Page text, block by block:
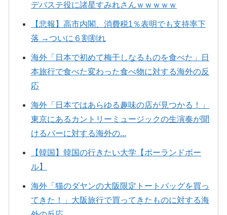
デバステ役に諸星すみれさんｗｗｗｗｗ
【悲報】高市内閣、消費税1％表明でも支持率下
落 →ついに６割割れ
海外「日本で初めて梅干しなるものを食べた」日
本旅行で食べた変わった食べ物に対する海外の反
応
海外「日本ではあらゆる趣味の店が見つかる！」
東京にあるカントリーミュージックの生演奏が聞
けるバーに対する海外の...
【韓国】韓国の行きたい大学【ポーランドボー
ル】
海外「猫のダヤンの大阪限定トートバッグを買っ
てきた！」大阪旅行で買ってきたものに対する海